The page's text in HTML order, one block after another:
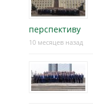
перспективу
10 месяцев назад